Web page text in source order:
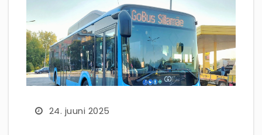
24. juuni 2025